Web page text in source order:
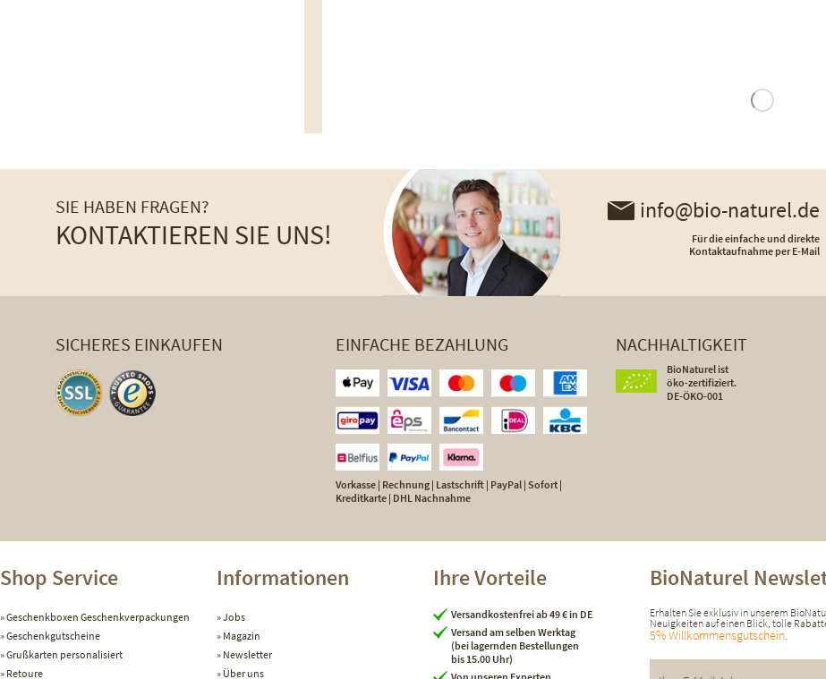
SIE HABEN FRAGEN?
KONTAKTIEREN SIE UNS!
info@bio-naturel.de
Für die einfache und direkte
Kontaktaufnahme per E-Mail
SICHERES EINKAUFEN EINFACHE BEZAHLUNG
Vorkasse | Rechnung | Lastschrift | PayPal | Sofort |
Kreditkarte | DHL Nachnahme
NACHHALTIGKEIT
BioNaturel ist
öko-zertifiziert.
DE-ÖKO-001
Shop Service
Geschenkboxen Geschenkverpackungen
Geschenkgutscheine
Grußkarten personalisiert
Retoure
Informationen
Jobs
Magazin
Newsletter
Über uns
Ihre Vorteile
Versandkostenfrei ab 49 € in DE
Versand am selben Werktag
(bei lagernden Bestellungen
bis 15.00 Uhr)
BioNaturel
Erhalten Sie exklusiv in unserem
Neuigkeiten auf einen Blick, tolle
5% Willkommensgutschein.